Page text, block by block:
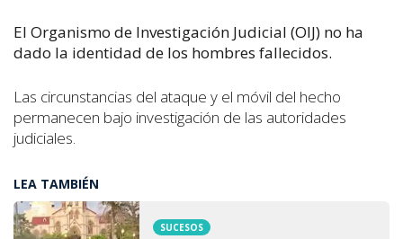
El Organismo de Investigación Judicial (OIJ) no ha
dado la identidad de los hombres fallecidos.
Las circunstancias del ataque y el móvil del hecho
permanecen bajo investigación de las autoridades
judiciales.
LEA TAMBIÉN
SUCESOS